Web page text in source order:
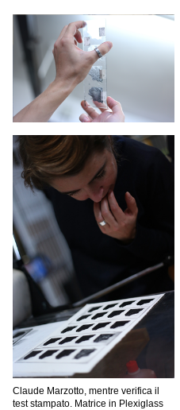
Claude Marzotto, mentre verifica il
test stampato. Matrice in Plexiglass